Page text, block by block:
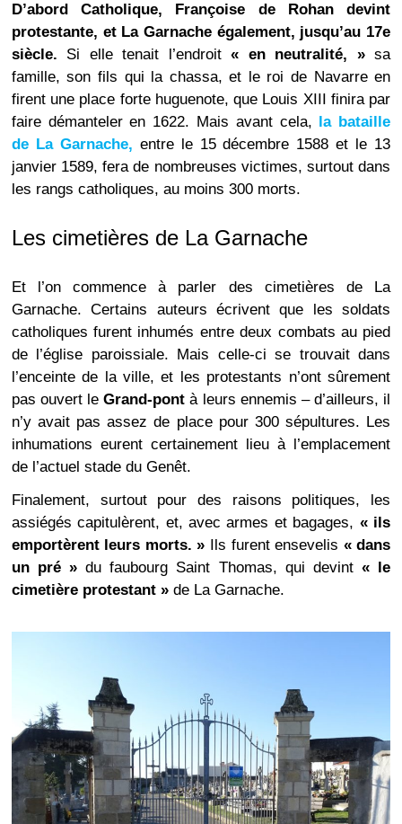
D’abord Catholique, Françoise de Rohan devint
protestante, et La Garnache également, jusqu’au 17e
siècle. Si elle tenait l’endroit« en neutralité, »sa
famille, son fils qui la chassa, et le roi de Navarre en
firent une place forte huguenote, que Louis XIII finira par
faire démanteler en 1622. Mais avant cela,
la bataille
de La Garnache, entre le 15 décembre 1588 et le 13
janvier 1589, fera de nombreuses victimes, surtout dans
les rangs catholiques, au moins 300 morts.
Les cimetières de La Garnache
Et l’on commence à parler des cimetières de La
Garnache. Certains auteurs écrivent que les soldats
catholiques furent inhumés entre deux combats au pied
de l’église paroissiale. Mais celle-ci se trouvait dans
l’enceinte de la ville, et les protestants n’ont sûrement
pas ouvert leGrand-pontà leurs ennemis – d’ailleurs, il
n’y avait pas assez de place pour 300 sépultures. Les
inhumations eurent certainement lieuà l’emplacement
de l’actuel stade du Genêt.
Finalement, surtout pour des raisons politiques, les
assiégés capitulèrent, et, avec armes et bagages, « ils
emportèrent leurs morts. » Ils furent ensevelis « dans
un pré » du faubourg Saint Thomas, qui devint« le
cimetière protestant »de La Garnache.